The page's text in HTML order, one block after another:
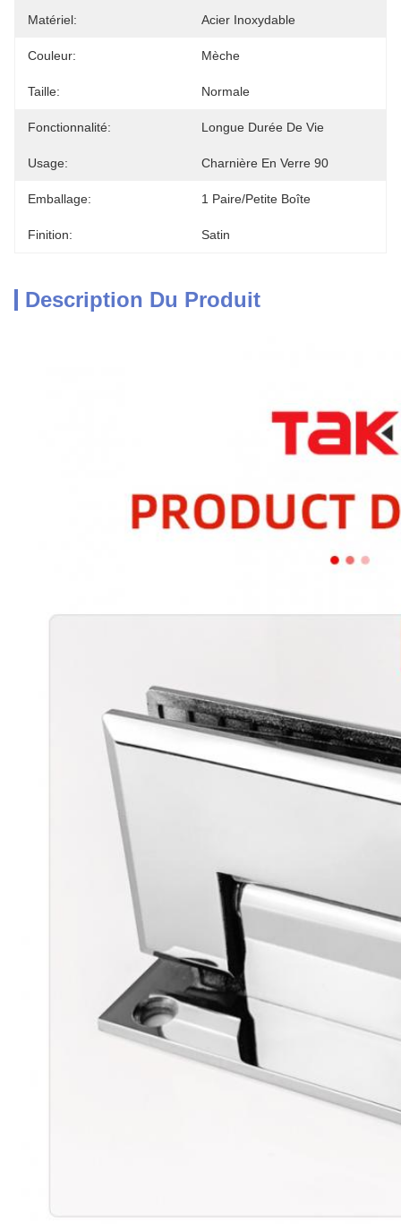
Matériel: Acier Inoxydable
Couleur: Mèche
Taille: Normale
Fonctionnalité: Longue Durée De Vie
Usage: Charnière En Verre 90
Emballage: 1 Paire/petite Boîte
Finition: Satin
Description Du Produit